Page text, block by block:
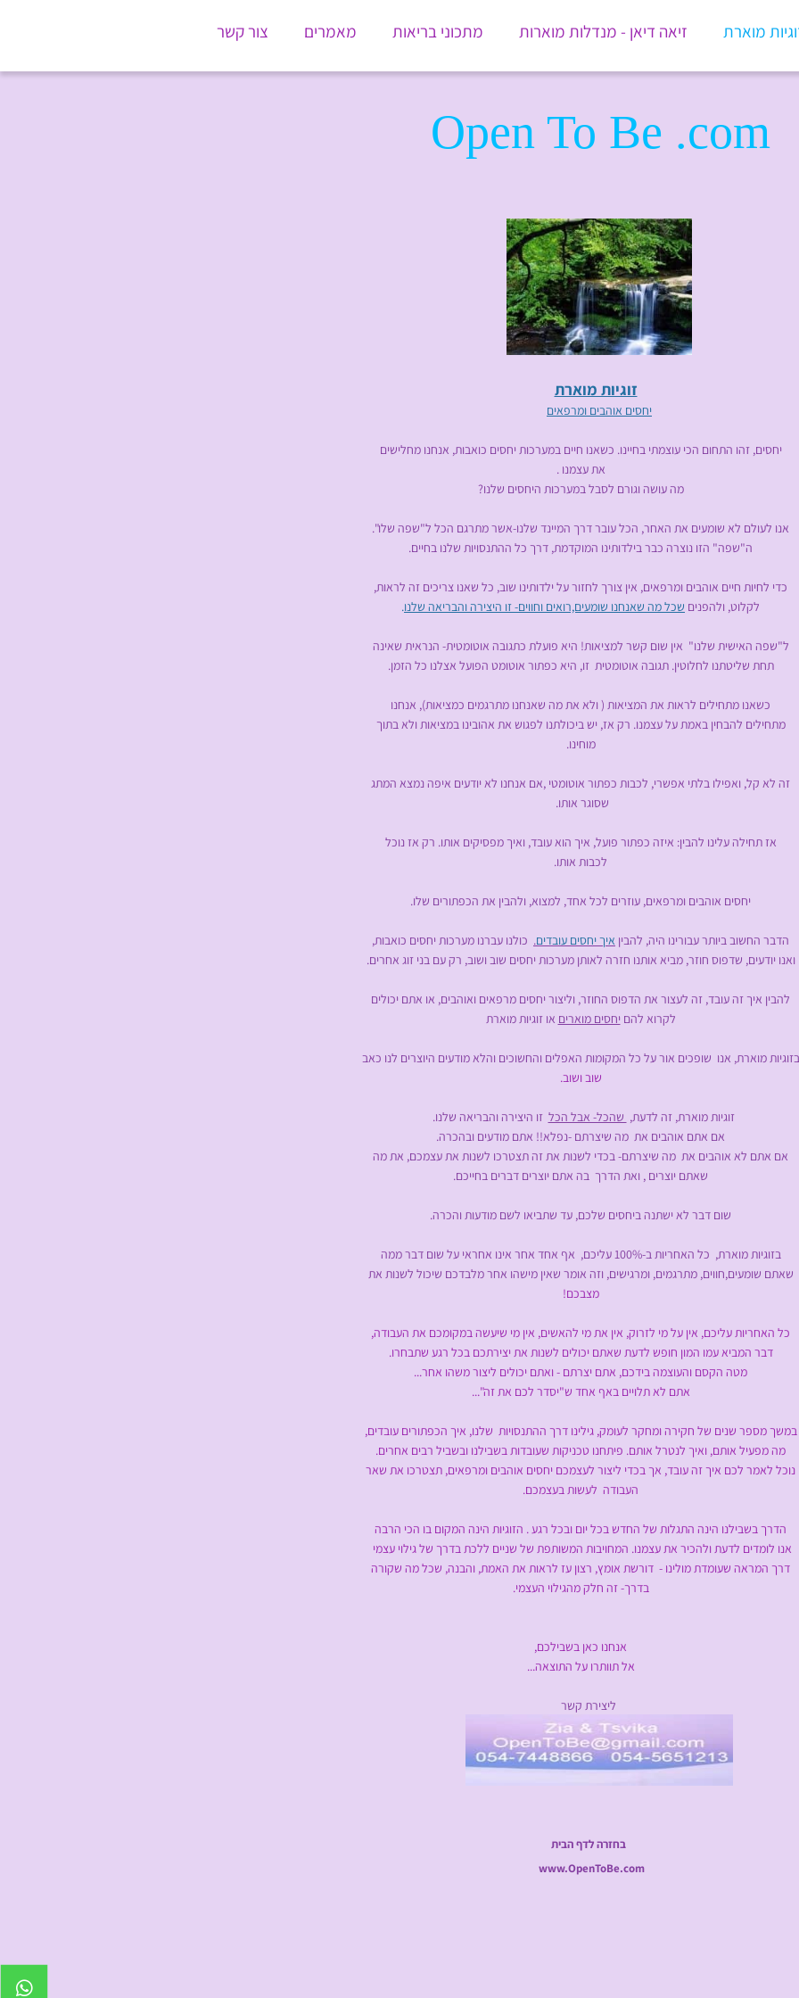
מוארת זיאה דיאן - מנדלות מוארות מתכוני בריאות מאמרים צור קשר
Open To Be .com
זוגיות מוארת
יחסים אוהבים ומרפאים
זהו התחום הכי עוצמתי בחיינו. כשאנו חיים במערכות יחסים כואבות, אנחנו מחלישים
את עצמנו .
מה עושה וגורם לסבל במערכות היחסים שלנו?
לא שומעים את האחר, הכל עובר דרך המיינד שלנו-אשר מתרגם הכל ל"שפה שלו".
ה"שפה" הזו נוצרה כבר בילדותינו המוקדמת, דרך כל ההתנסויות שלנו בחיים.
חיים אוהבים ומרפאים, אין צורך לחזור על ילדותינו שוב, כל שאנו צריכים זה לראות,
לקלוט, ולהפנים שכל מה שאנחנו שומעים,רואים וחווים- זו היצירה והבריאה שלנו.
האישית שלנו" אין שום קשר למציאות! היא פועלת כתגובה אוטומטית- הנראית שאינה
שליטתנו לחלוטין. תגובה אוטומטית זו, היא כפתור אוטומט הפועל אצלנו כל הזמן.
כשאנו מתחילים לראות את המציאות ( ולא את מה שאנחנו מתרגמים כמציאות), אנחנו
להבחין באמת על עצמנו. רק אז, יש ביכולתנו לפגוש את אהובינו במציאות ולא בתוך
מוחינו.
קל, ואפילו בלתי אפשרי, לכבות כפתור אוטומטי ,אם אנחנו לא יודעים איפה נמצא המתג
שסוגר אותו.
תחילה עלינו להבין: איזה כפתור פועל, איך הוא עובד, ואיך מפסיקים אותו. רק אז נוכל
לכבות אותו.
יחסים אוהבים ומרפאים, עוזרים לכל אחד, למצוא, ולהבין את הכפתורים שלו.
החשוב ביותר עבורינו היה, להבין איך יחסים עובדים. כולנו עברנו מערכות יחסים כואבות,
שדפוס חוזר, מביא אותנו חזרה לאותן מערכות יחסים שוב ושוב, רק עם בני זוג אחרים.
איך זה עובד, זה לעצור את הדפוס החוזר, וליצור יחסים מרפאים ואוהבים, או אתם יכולים
לקרוא להםיחסים מוארים אוזוגיות מוארת
זוגיות מוארת, אנו שופכים אור על כל המקומות האפלים והחשוכים והלא מודעים היוצרים לנו כאב
שוב ושוב.
זוגיות מוארת, זה לדעת, שהכל- אבל הכל זו היצירה והבריאה שלנו.
אם אתם אוהבים את מה שיצרתם -נפלא!! אתם מודעים ובהכרה.
לא אוהבים את מה שיצרתם- בכדי לשנות את זה תצטרכו לשנות את עצמכם, את מה
שאתם יוצרים , ואת הדרך בה אתם יוצרים דברים בחייכם.
שום דבר לא ישתנה ביחסים שלכם, עד שתביאו לשם מודעות והכרה.
זוגיות מוארת, כל האחריות ב-100% עליכם, אף אחד אחר אינו אחראי על שום דבר ממה
שומעים,חווים, מתרגמים, ומרגישים, וזה אומר שאין מישהו אחר מלבדכם שיכול לשנות את
מצבכם!
עליכם, אין על מי לזרוק, אין את מי להאשים, אין מי שיעשה במקומכם את העבודה,
המביא עמו המון חופש לדעת שאתם יכולים לשנות את יצירתכם בכל רגע שתבחרו.
מטה הקסם והעוצמה בידכם, אתם יצרתם - ואתם יכולים ליצור משהו אחר...
אתם לא תלויים באף אחד ש"יסדר לכם את זה"...
שנים של חקירה ומחקר לעומק, גילינו דרך ההתנסויות שלנו, איך הכפתורים עובדים,
אותם, ואיך לנטרל אותם. פיתחנו טכניקות שעובדות בשבילנו ובשביל רבים אחרים.
לכם איך זה עובד, אך בכדי ליצור לעצמכם יחסים אוהבים ומרפאים, תצטרכו את שאר
העבודה לעשות בעצמכם.
בשבילנו הינה התגלות של החדש בכל יום ובכל רגע . הזוגיות הינה המקום בו הכי הרבה
לדעת ולהכיר את עצמנו. המחויבות המשותפת של שניים ללכת בדרך של גילוי עצמי
שעומדת מולינו - דורשת אומץ, רצון עז לראות את האמת, והבנה, שכל מה שקורה
בדרך- זה חלק מהגילוי העצמי.
אנחנו כאן בשבילכם,
אל תוותרו על התוצאה...
ליצירת קשר
בחזרה לדף הבית
www.OpenToBe.com